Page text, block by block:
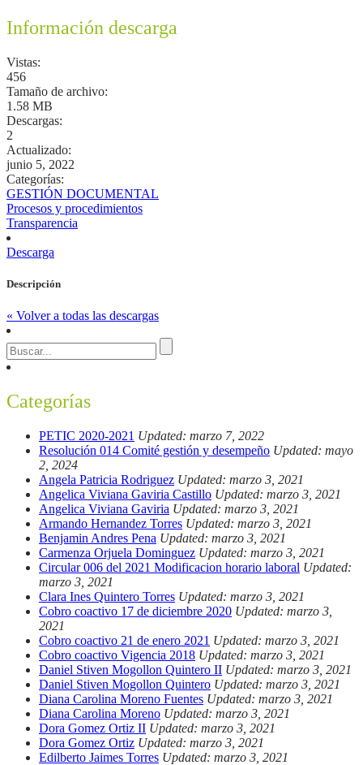
Información descarga
Vistas:
456
Tamaño de archivo:
1.58 MB
Descargas:
2
Actualizado:
junio 5, 2022
Categorías:
GESTIÓN DOCUMENTAL
Procesos y procedimientos
Transparencia
Descarga
Descripción
« Volver a todas las descargas
Categorías
PETIC 2020-2021 Updated: marzo 7, 2022
Resolución 014 Comité gestión y desempeño Updated: mayo
2, 2024
Angela Patricia Rodriguez Updated: marzo 3, 2021
Angelica Viviana Gaviria Castillo Updated: marzo 3, 2021
Angelica Viviana Gaviria Updated: marzo 3, 2021
Armando Hernandez Torres Updated: marzo 3, 2021
Benjamin Andres Pena Updated: marzo 3, 2021
Carmenza Orjuela Dominguez Updated: marzo 3, 2021
Circular 006 del 2021 Modificacion horario laboral Updated:
marzo 3, 2021
Clara Ines Quintero Torres Updated: marzo 3, 2021
Cobro coactivo 17 de diciembre 2020 Updated: marzo 3,
2021
Cobro coactivo 21 de enero 2021 Updated: marzo 3, 2021
Cobro coactivo Vigencia 2018 Updated: marzo 3, 2021
Daniel Stiven Mogollon Quintero II Updated: marzo 3, 2021
Daniel Stiven Mogollon Quintero Updated: marzo 3, 2021
Diana Carolina Moreno Fuentes Updated: marzo 3, 2021
Diana Carolina Moreno Updated: marzo 3, 2021
Dora Gomez Ortiz II Updated: marzo 3, 2021
Dora Gomez Ortiz Updated: marzo 3, 2021
Edilberto Jaimes Torres Updated: marzo 3, 2021